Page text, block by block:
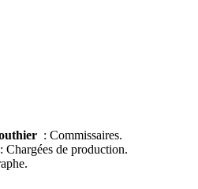
: Commissaires.
: Chargées de production.